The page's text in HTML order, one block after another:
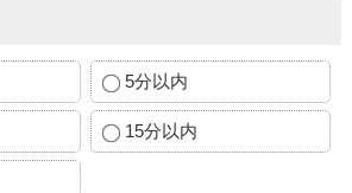
5分以内
15分以内